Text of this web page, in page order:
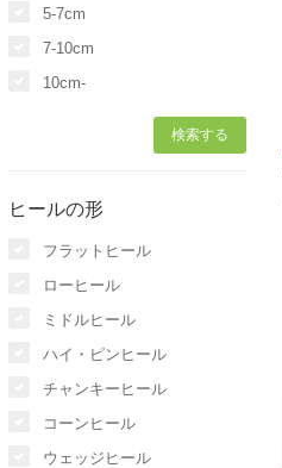
5-7cm
7-10cm
10cm-
ヒールの形
フラットヒール
ローヒール
ミドルヒール
ハイ・ピンヒール
チャンキーヒール
コーンヒール
ウェッジヒール